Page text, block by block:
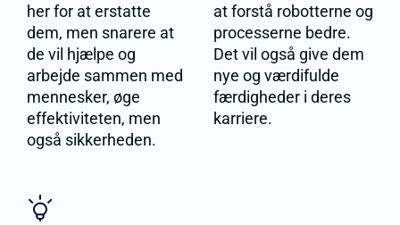
her for at erstatte
dem, men snarere at
de vil hjælpe og
arbejde sammen med
mennesker, øge
effektiviteten, men
også sikkerheden.
at forstå robotterne og
processerne bedre.
Det vil også give dem
nye og værdifulde
færdigheder i deres
karriere.